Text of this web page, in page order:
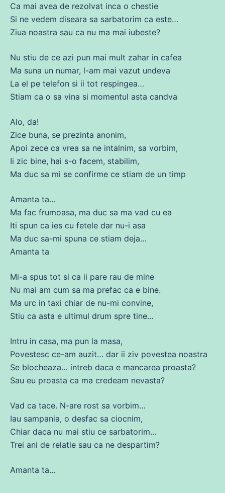
Ca mai avea de rezolvat inca o chestie
Si ne vedem diseara sa sarbatorim ca este…
Ziua noastra sau ca nu ma mai iubeste?
Nu stiu de ce azi pun mai mult zahar in cafea
Ma suna un numar, l-am mai vazut undeva
La el pe telefon si ii tot respingea…
Stiam ca o sa vina si momentul asta candva
Alo, da!
Zice buna, se prezinta anonim,
Apoi zece ca vrea sa ne intalnim, sa vorbim,
Ii zic bine, hai s-o facem, stabilim,
Ma duc sa mi se confirme ce stiam de un timp
Amanta ta…
Ma fac frumoasa, ma duc sa ma vad cu ea
Iti spun ca ies cu fetele dar nu-i asa
Ma duc sa-mi spuna ce stiam deja…
Amanta ta
Mi-a spus tot si ca ii pare rau de mine
Nu mai am cum sa ma prefac ca e bine.
Ma urc in taxi chiar de nu-mi convine,
Stiu ca asta e ultimul drum spre tine…
Intru in casa, ma pun la masa,
Povestesc ce-am auzit… dar ii ziv povestea noastra
Se blocheaza… intreb daca e mancarea proasta?
Sau eu proasta ca ma credeam nevasta?
Vad ca tace. N-are rost sa vorbim…
Iau sampania, o desfac sa ciocnim,
Chiar daca nu mai stiu ce sarbatorim…
Trei ani de relatie sau ca ne despartim?
Amanta ta…